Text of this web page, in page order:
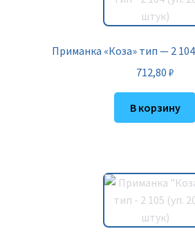
Приманка «Коза» тип — 2
712,80 ₽
В корзину